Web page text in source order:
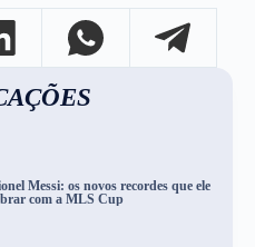
Messi: os novos recordes que ele
com a MLS Cup